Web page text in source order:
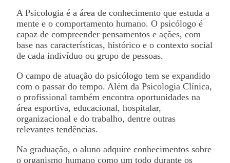
A Psicologia é a área de conhecimento que estuda a
mente e o comportamento humano. O psicólogo é
capaz de compreender pensamentos e ações, com
base nas características, histórico e o contexto social
de cada indivíduo ou grupo de pessoas.
O campo de atuação do psicólogo tem se expandido
com o passar do tempo. Além da Psicologia Clínica,
o profissional também encontra oportunidades na
área esportiva, educacional, hospitalar,
organizacional e do trabalho, dentre outras
relevantes tendências.
Na graduação, o aluno adquire conhecimentos sobre
o organismo humano como um todo durante os